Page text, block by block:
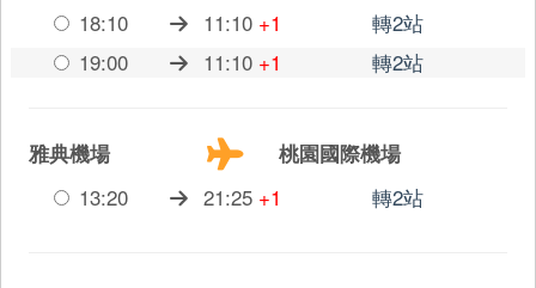
18:10 11:10 +1
轉2站
19:00
11:10 +1 轉2站
雅典機場
桃園國際機場
13:20
21:25 +1 轉2站